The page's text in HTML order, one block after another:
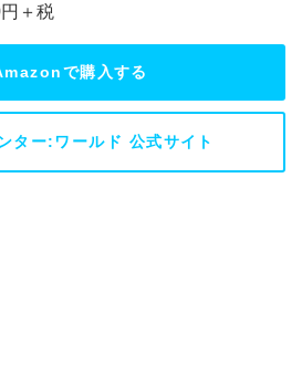
＋税
で購入する
ター:ワールド 公式サイト